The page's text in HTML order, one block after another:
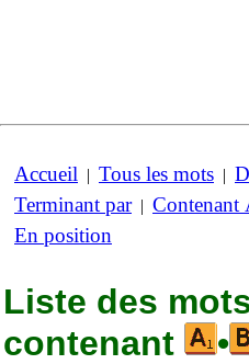
Accueil | Tous les mots |
Terminant par| Contenant
En position
Liste des
contenant
•